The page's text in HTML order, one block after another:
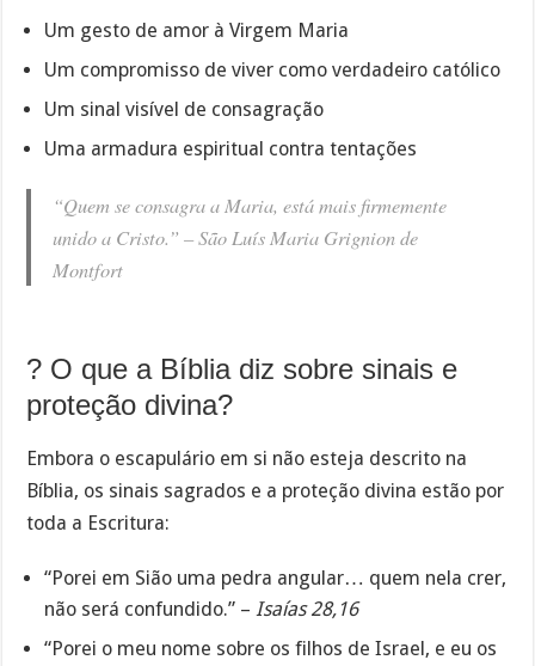
Um gesto de amor à Virgem Maria
Um compromisso de viver como verdadeiro católico
Um sinal visível de consagração
Uma armadura espiritual contra tentações
“Quem se consagra a Maria, está mais firmemente
unido a Cristo.” –São Luís Maria Grignion de
Montfort
? O que a Bíblia diz sobre sinais e
proteção divina?
Embora o escapulário em si não esteja descrito na
Bíblia, os sinais sagrados e a proteção divina estão por
toda a Escritura:
“Porei em Sião uma pedra angular… quem nela crer,
não será confundido.” –Isaías 28,16
“Porei o meu nome sobre os filhos de Israel, e eu os